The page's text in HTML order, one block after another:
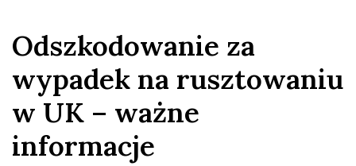
Odszkodowanie za
wypadek na rusztowaniu
w UK – ważne
informacje